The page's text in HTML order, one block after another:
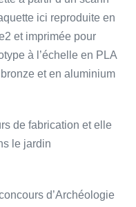
ici reproduite en
et imprimée pour
à l’échelle en PLA
et en aluminium
de fabrication et elle
le jardin
d’Archéologie